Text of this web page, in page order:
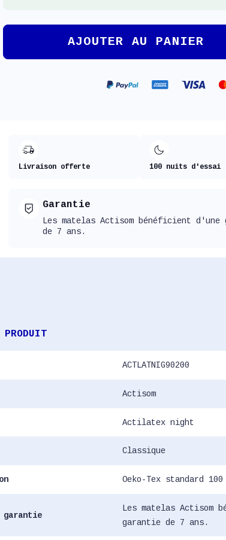
AJOUTER AU PANIER
Livraison offerte 100 nuits d'essai
Garantie
Les matelas Actisom bénéficient d'une
de 7 ans.
ACTLATNIG90200
Actisom
Actilatex night
Classique
Oeko-Tex standard 100
garantie
Les matelas Actisom
garantie de 7 ans.